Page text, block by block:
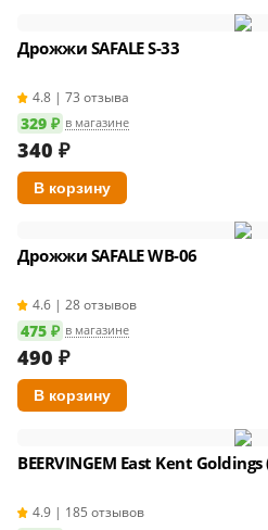
Дрожжи SAFALE S-33
4.8 | 73 отзыва
329 ₽ в магазине
340 ₽
Дрожжи SAFALE WB-06
4.6 | 28 отзывов
475 ₽ в магазине
490 ₽
BEERVINGEM East Kent
4.9 | 185 отзывов